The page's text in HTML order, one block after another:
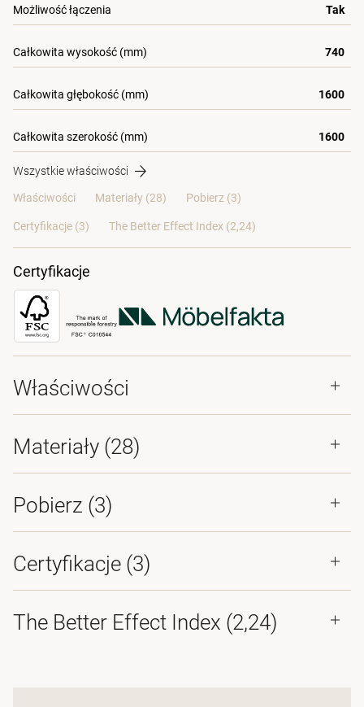
Możliwość łączenia Tak
Całkowita wysokość (mm) 740
Całkowita głębokość (mm) 1600
Całkowita szerokość (mm) 1600
Wszystkie właściwości
Właściwości Materiały (28) Pobierz (3)
Certyfikacje (3) The Better Effect Index (2,24)
Certyfikacje
Właściwości
Materiały (28)
Pobierz (3)
Certyfikacje (3)
The Better Effect Index (2,24)